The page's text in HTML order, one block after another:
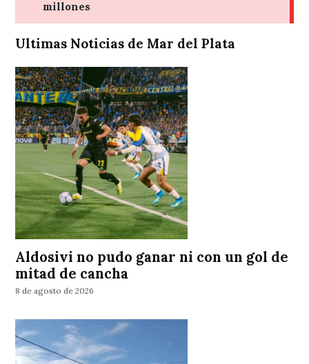
Ultimas Noticias de Mar del Plata
Aldosivi no pudo ganar ni con un gol de
mitad de cancha
8 de agosto de 2026